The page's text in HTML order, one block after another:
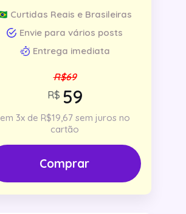
Curtidas Reais e Brasileiras
Envie para vários posts
Entrega imediata
R$69
R$
em 3x de R$19,67 sem juros no
cartão
Comprar